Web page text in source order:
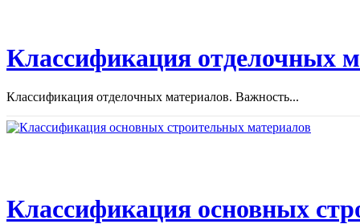
Классификация отделочных
Классификация отделочных материалов. Важность...
Классификация основных